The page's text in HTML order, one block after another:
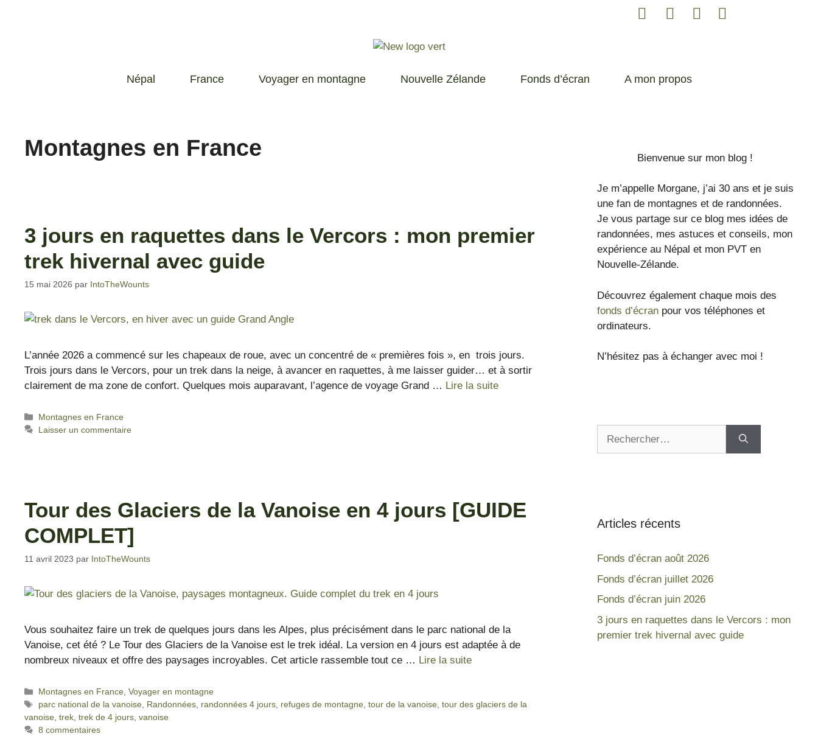
Népal France Voyager en montagne Nouvelle Zélande Fonds d’écran A mon propos
Montagnes en France
3 jours en raquettes dans le Vercors : mon premier
trek hivernal avec guide
15 mai 2026 par IntoTheWounts
L’année 2026 a commencé sur les chapeaux de roue, avec un concentré de « premières fois », en trois jours.
Trois jours dans le Vercors, pour un trek dans la neige, à avancer en raquettes, à me laisser guider… et à sortir
clairement de ma zone de confort. Quelques mois auparavant, l’agence de voyage Grand … Lire la suite
Montagnes en France
Laisser un commentaire
Tour des Glaciers de la Vanoise en 4 jours [GUIDE
COMPLET]
11 avril 2023 par IntoTheWounts
Vous souhaitez faire un trek de quelques jours dans les Alpes, plus précisément dans le parc national de la
Vanoise, cet été ? Le Tour des Glaciers de la Vanoise est le trek idéal. La version en 4 jours est adaptée à de
nombreux niveaux et offre des paysages incroyables. Cet article rassemble tout ce … Lire la suite
Montagnes en France,Voyager en montagne
parc national de la vanoise, Randonnées, randonnées 4 jours, refuges de montagne,tour de la vanoise,tour des glaciers de la
vanoise, trek, trek de 4 jours, vanoise
8 commentaires
Bienvenue sur mon blog !
Je m’appelle Morgane, j’ai 30 ans et je suis
une fan de montagnes et de randonnées.
Je vous partage sur ce blog mes idées de
randonnées, mes astuces et conseils, mon
expérience au Népal et mon PVT en
Nouvelle-Zélande.
Découvrez également chaque mois des
fonds d’écranpour vos téléphones et
ordinateurs.
N’hésitez pas à échanger avec moi !
Articles récents
Fonds d’écran août 2026
Fonds d’écran juillet 2026
Fonds d’écran juin 2026
3 jours en raquettes dans le Vercors : mon
premier trek hivernal avec guide